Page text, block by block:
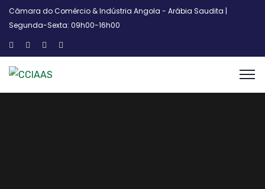
Câmara do Comércio & Indústria Angola - Arábia Saudita |
Segunda-Sexta: 09h00-16h00